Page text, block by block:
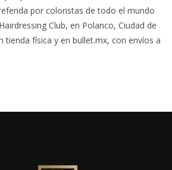
por coloristas de todo el mundo
Club, en Polanco, Ciudad de
física y en bullet.mx, con envíos a